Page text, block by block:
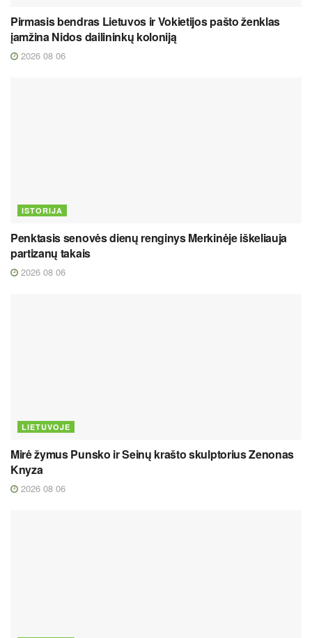
Pirmasis bendras Lietuvos ir Vokietijos pašto ženklas
įamžina Nidos dailininkų koloniją
2026 08 06
ISTORIJA
Penktasis senovės dienų renginys Merkinėje iškeliauja
partizanų takais
2026 08 06
LIETUVOJE
Mirė žymus Punsko ir Seinų krašto skulptorius Zenonas
Knyza
2026 08 06